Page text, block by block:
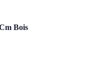
Bois